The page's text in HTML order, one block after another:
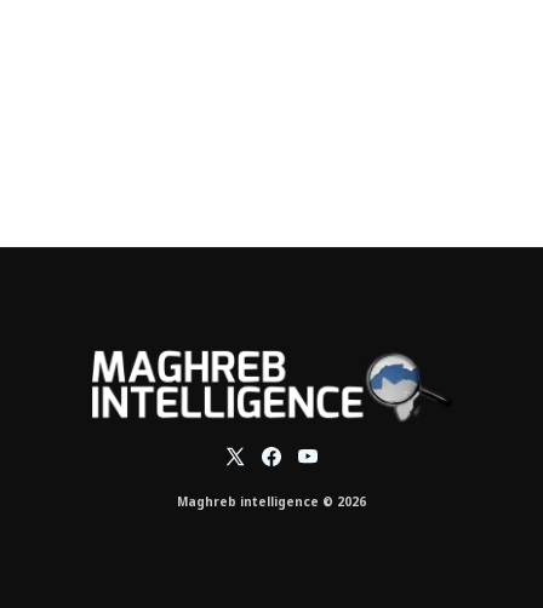
Maghreb intelligence © 2026